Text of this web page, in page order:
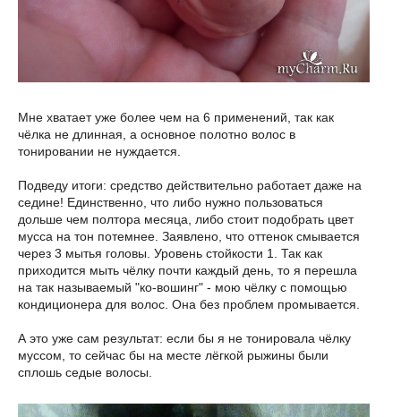
Мне хватает уже более чем на 6 применений, так как
чёлка не длинная, а основное полотно волос в
тонировании не нуждается.
Подведу итоги: средство действительно работает даже на
седине! Единственно, что либо нужно пользоваться
дольше чем полтора месяца, либо стоит подобрать цвет
мусса на тон потемнее. Заявлено, что оттенок смывается
через 3 мытья головы. Уровень стойкости 1. Так как
приходится мыть чёлку почти каждый день, то я перешла
на так называемый "ко-вошинг" - мою чёлку с помощью
кондиционера для волос. Она без проблем промывается.
А это уже сам результат: если бы я не тонировала чёлку
муссом, то сейчас бы на месте лёгкой рыжины были
сплошь седые волосы.